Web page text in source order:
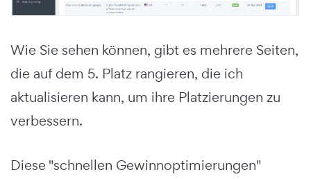
Wie Sie sehen können, gibt es mehrere Seiten,
die auf dem 5. Platz rangieren, die ich
aktualisieren kann, um ihre Platzierungen zu
verbessern.
Diese "schnellen Gewinnoptimierungen"